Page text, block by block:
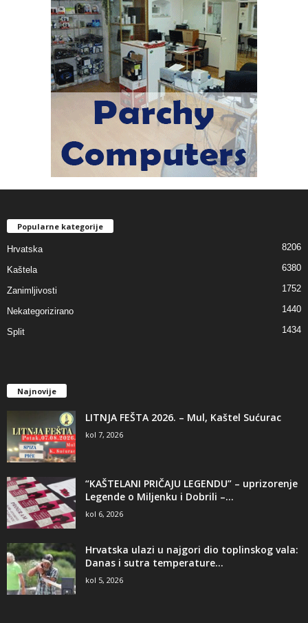
Popularne kategorije
Hrvatska 8206
Kaštela 6380
Zanimljivosti 1752
Nekategorizirano 1440
Split 1434
Najnovije
LITNJA FEŠTA 2026. – Mul, Kaštel Sućurac
kol 7, 2026
“KAŠTELANI PRIČAJU LEGENDU” – uprizorenje
Legende o Miljenku i Dobrili –...
kol 6, 2026
Hrvatska ulazi u najgori dio toplinskog vala:
Danas i sutra temperature...
kol 5, 2026